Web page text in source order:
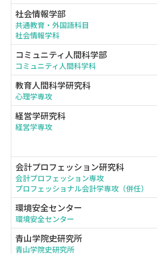
社会情報学部
共通教育・外国語科目
社会情報学科
コミュニティ人間科学部
コミュニティ人間科学科
教育人間科学研究科
心理学専攻
経営学研究科
経営学専攻
会計プロフェッション研究科
会計プロフェッション専攻
プロフェッショナル会計学専攻（併任）
環境安全センター
環境安全センター
青山学院史研究所
青山学院史研究所